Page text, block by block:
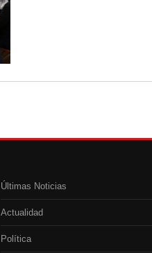
Últimas Noticias
Actualidad
Política